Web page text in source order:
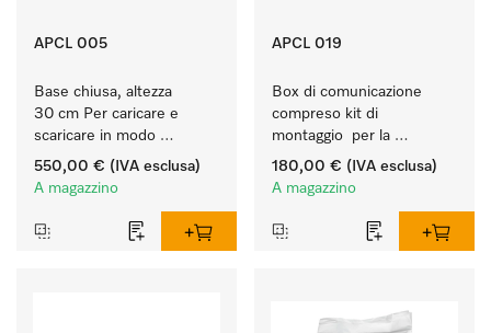
APCL 005
Base chiusa, altezza
30 cm Per caricare e
scaricare in modo
ergonomico la lavatrice e
l'essiccatoio.
550,00 € (IVA esclusa)
A magazzino
APCL 019
Box di comunicazione
compreso kit di
montaggio  per la
connessione di
lavatrice/essiccatoio a
esterni.
180,00 € (IVA esclusa)
A magazzino